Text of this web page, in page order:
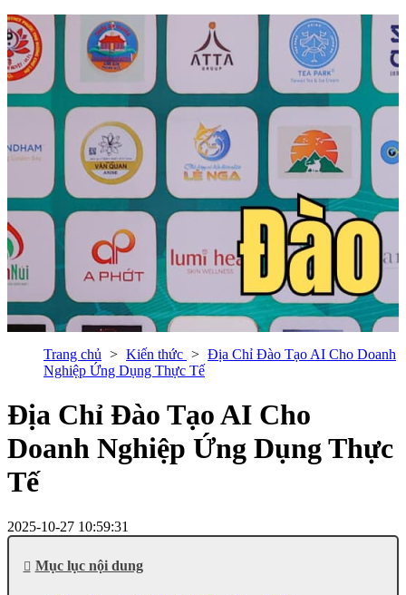
Trang chủ Kiến thức
Địa Chỉ Đào Tạo AI Cho Doanh
Nghiệp Ứng Dụng Thực Tế
Địa Chỉ Đào Tạo AI Cho
Doanh Nghiệp Ứng Dụng Thực
Tế
2025-10-27 10:59:31
Mục lục nội dung